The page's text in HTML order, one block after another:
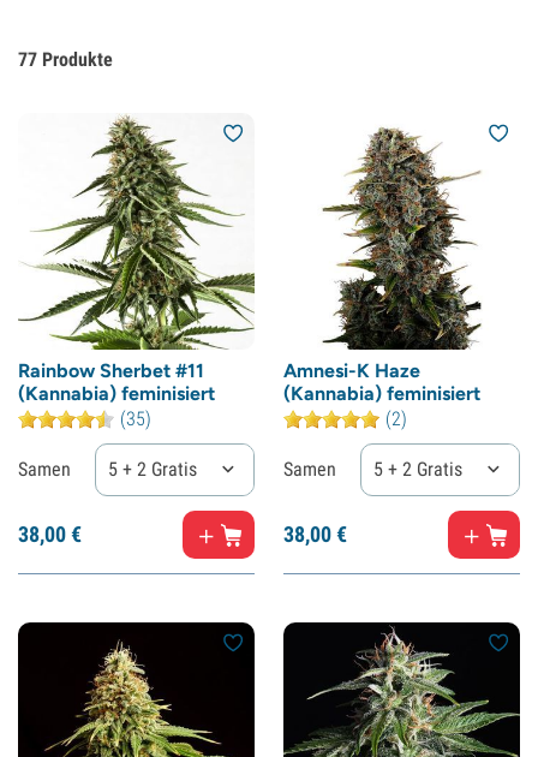
77 Produkte
Rainbow Sherbet #11
(Kannabia) feminisiert
(35)
Samen 5 + 2 Gratis
38,00€
Amnesi-K Haze
(Kannabia) feminisiert
(2)
Samen 5 + 2 Gratis
38,00€